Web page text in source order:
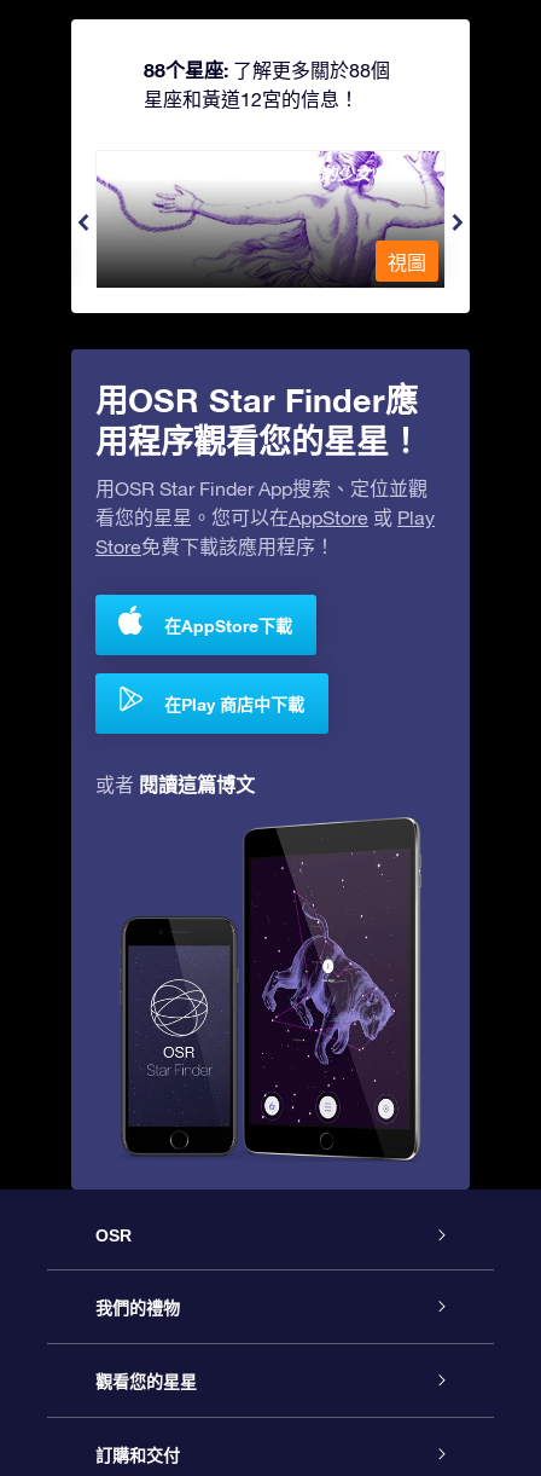
88个星座: 了解更多關於88個
星座和黃道12宮的信息！
Andromeda - 被鐵鍊鎖著的少女
視圖
用OSR Star Finder應
用程序觀看您的星星！
用OSR Star Finder App搜索、定位並觀
看您的星星。您可以在AppStore 或 Play
Store免費下載該應用程序！
在AppStore下載
在Play 商店中下載
或者 閱讀這篇博文
OSR
客戶服務
聯繫我們
博客
我們的禮物
Online Star禮物
OSR禮物包
觀看您的星星
星星注册
訂購和交付